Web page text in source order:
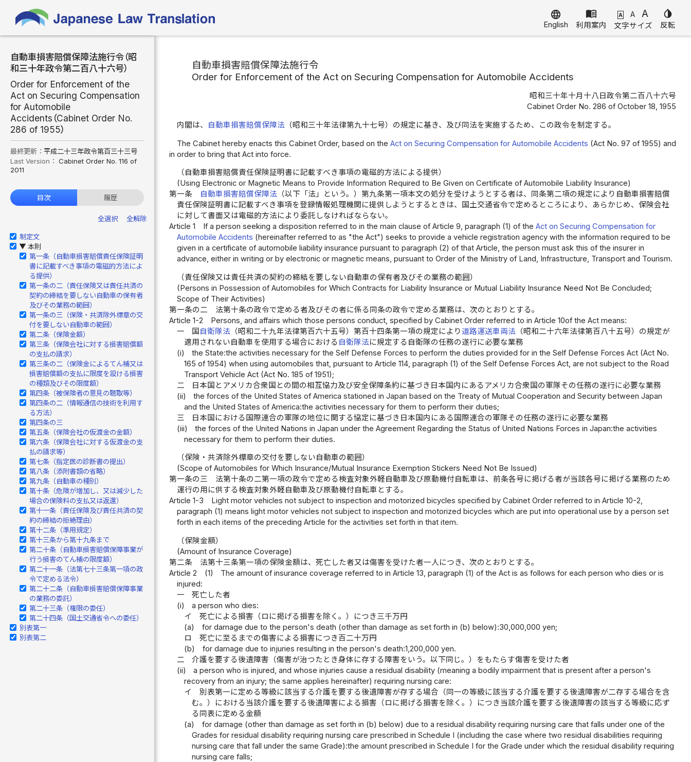
language
English
menu_book
利用案内
A A A
文字サイズ
invert_colors
反転
自動車損害賠償保障法施行令（昭
和三十年政令第二百八十六号）
Order for Enforcement of the
Act on Securing Compensation
for Automobile
Accidents（Cabinet Order No.
286 of 1955）
最終更新： 平成二十三年政令第百三十三号
Last Version： Cabinet Order No. 116 of
2011
目次 履歴
全選択 全解除
制定文
▶ 本則
第一条（自動車損害賠償責任保険証明
書に記載すべき事項の電磁的方法によ
る提供）
第一条の二（責任保険又は責任共済の
契約の締結を要しない自動車の保有者
及びその業務の範囲）
第一条の三（保険・共済除外標章の交
付を要しない自動車の範囲）
第二条（保険金額）
第三条（保険会社に対する損害賠償額
の支払の請求）
第三条の二（保険金によるてん補又は
損害賠償額の支払に限度を設ける損害
の種類及びその限度額）
第四条（被保険者の意見の聴取等）
第四条の二（情報通信の技術を利用す
る方法）
第四条の三
第五条（保険会社の仮渡金の金額）
第六条（保険会社に対する仮渡金の支
払の請求等）
第七条（指定医の診断書の提出）
第八条（添附書類の省略）
第九条（自動車の種別）
第十条（危険が増加し、又は減少した
場合の保険料の支払又は返還）
第十一条（責任保険及び責任共済の契
約の締結の拒絶理由）
第十二条（準用規定）
第十三条から第十九条まで
第二十条（自動車損害賠償保障事業が
行う損害のてん補の限度額）
第二十一条（法第七十三条第一項の政
令で定める法令）
第二十二条（自動車損害賠償保障事業
の業務の委託）
第二十三条（権限の委任）
第二十四条（国土交通省令への委任）
別表第一
別表第二
自動車損害賠償保障法施行令
Order for Enforcement of the Act on Securing Compensation for Automobile Accidents
昭和三十年十月十八日政令第二百八十六号
Cabinet Order No. 286 of October 18, 1955
内閣は、
自動車損害賠償保障法（昭和三十年法律第九十七号）の規定に基き、及び同法を実施するため、この政令を制定する。
The Cabinet hereby enacts this Cabinet Order, based on the Act on Securing Compensation for Automobile Accidents (Act No. 97 of 1955) and
in order to bring that Act into force.
（自動車損害賠償責任保険証明書に記載すべき事項の電磁的方法による提供）
(Using Electronic or Magnetic Means to Provide Information Required to Be Given on Certificate of Automobile Liability Insurance)
第一条
自動車損害賠償保障法（以下「法」という。）第九条第一項本文の処分を受けようとする者は、同条第二項の規定により自動車損害賠償
責任保険証明書に記載すべき事項を登録情報処理機関に提供しようとするときは、国土交通省令で定めるところにより、あらかじめ、保険会社
に対して書面又は電磁的方法により委託しなければならない。
Article 1
If a person seeking a disposition referred to in the main clause of Article 9, paragraph (1) of the Act on Securing Compensation for
Automobile Accidents (hereinafter referred to as "the Act") seeks to provide a vehicle registration agency with the information required to be
given in a certificate of automobile liability insurance pursuant to paragraph (2) of that Article, the person must ask this of the insurer in
advance, either in writing or by electronic or magnetic means, pursuant to Order of the Ministry of Land, Infrastructure, Transport and Tourism.
（責任保険又は責任共済の契約の締結を要しない自動車の保有者及びその業務の範囲）
(Persons in Possession of Automobiles for Which Contracts for Liability Insurance or Mutual Liability Insurance Need Not Be Concluded;
Scope of Their Activities)
第一条の二
法第十条の政令で定める者及びその者に係る同条の政令で定める業務は、次のとおりとする。
Article 1-2
Persons, and affairs which those persons conduct, specified by Cabinet Order referred to in Article 10of the Act means:
一
国 自衛隊法 （昭和二十九年法律第百六十五号）第百十四条第一項の規定により 道路運送車両法 （昭和二十六年法律第百八十五号）の規定が
適用されない自動車を使用する場合における 自衛隊法に規定する自衛隊の任務の遂行に必要な業務
(i)
the State:the activities necessary for the Self Defense Forces to perform the duties provided for in the Self Defense Forces Act (Act No.
165 of 1954) when using automobiles that, pursuant to Article 114, paragraph (1) of the Self Defense Forces Act, are not subject to the Road
Transport Vehicle Act (Act No. 185 of 1951);
二
日本国とアメリカ合衆国との間の相互協力及び安全保障条約に基づき日本国内にあるアメリカ合衆国の軍隊その任務の遂行に必要な業務
(ii)
the forces of the United States of America stationed in Japan based on the Treaty of Mutual Cooperation and Security between Japan
and the United States of America:the activities necessary for them to perform their duties;
三
日本国における国際連合の軍隊の地位に関する協定に基づき日本国内にある国際連合の軍隊その任務の遂行に必要な業務
(iii)
the forces of the United Nations in Japan under the Agreement Regarding the Status of United Nations Forces in Japan:the activities
necessary for them to perform their duties.
（保険・共済除外標章の交付を要しない自動車の範囲）
(Scope of Automobiles for Which Insurance/Mutual Insurance Exemption Stickers Need Not Be Issued)
第一条の三
法第十条の二第一項の政令で定める検査対象外軽自動車及び原動機付自転車は、前条各号に掲げる者が当該各号に掲げる業務のため
運行の用に供する検査対象外軽自動車及び原動機付自転車とする。
Article 1-3
Light motor vehicles not subject to inspection and motorized bicycles specified by Cabinet Order referred to in Article 10-2,
paragraph (1) means light motor vehicles not subject to inspection and motorized bicycles which are put into operational use by a person set
forth in each items of the preceding Article for the activities set forth in that item.
（保険金額）
(Amount of Insurance Coverage)
第二条
法第十三条第一項の保険金額は、死亡した者又は傷害を受けた者一人につき、次のとおりとする。
Article 2
(1)
The amount of insurance coverage referred to in Article 13, paragraph (1) of the Act is as follows for each person who dies or is
injured:
一
死亡した者
(i)
a person who dies:
イ
死亡による損害（ロに掲げる損害を除く。）につき三千万円
(a)
for damage due to the person's death (other than damage as set forth in (b) below):30,000,000 yen;
ロ
死亡に至るまでの傷害による損害につき百二十万円
(b)
for damage due to injuries resulting in the person's death:1,200,000 yen.
二
介護を要する後遺障害（傷害が治つたとき身体に存する障害をいう。以下同じ。）をもたらす傷害を受けた者
(ii)
a person who is injured, and whose injuries cause a residual disability (meaning a bodily impairment that is present after a person's
recovery from an injury; the same applies hereinafter) requiring nursing care:
イ
別表第一に定める等級に該当する介護を要する後遺障害が存する場合（同一の等級に該当する介護を要する後遺障害が二存する場合を含
む。）における当該介護を要する後遺障害による損害（ロに掲げる損害を除く。）につき当該介護を要する後遺障害の該当する等級に応ず
る同表に定める金額
(a)
for damage (other than damage as set forth in (b) below) due to a residual disability requiring nursing care that falls under one of the
Grades for residual disability requiring nursing care prescribed in Schedule I (including the case where two residual disabilities requiring
nursing care that fall under the same Grade):the amount prescribed in Schedule I for the Grade under which the residual disability requiring
nursing care falls;